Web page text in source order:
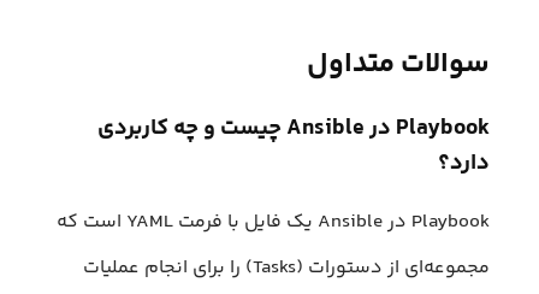
سوالات متداول
Playbook در Ansible چیست و چه کاربردی
دارد؟
Playbook در Ansible یک فایل با فرمت YAML است که
مجموعه‌ای از دستورات (Tasks) را برای انجام عملیات